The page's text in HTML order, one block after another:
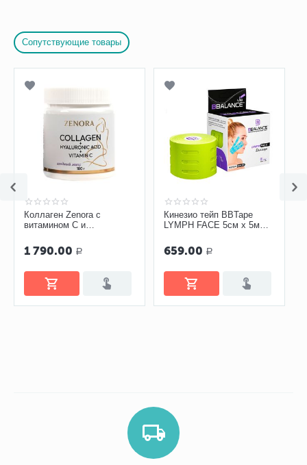
Сопутствующие товары
Коллаген Zenora с
витамином С и
«Ягодный микс»
1 790.00 Р
Кинезио тейп BBTape
LYMPH FACE 5см х 5м
659.00 Р